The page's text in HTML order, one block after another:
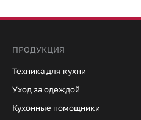
ПРОДУКЦИЯ
Техника для кухни
Уход за одеждой
Кухонные помощники